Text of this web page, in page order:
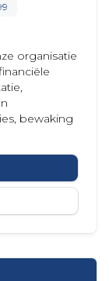
organisatie
bewaking